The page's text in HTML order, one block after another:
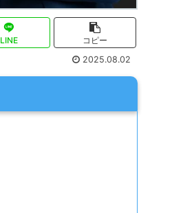
LINE
コピー
2025.08.02